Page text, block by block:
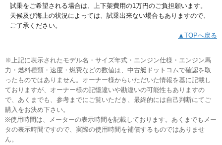
試乗をご希望される場合は、上下架費用の1万円のご負担願います。
天候及び海上の状況によっては、試乗出来ない場合もありますので、
ご了承ください。
▲TOPへ戻る
※上記に表示されたモデル名・サイズ年式・エンジン仕様・エンジン馬
力・燃料種類・速度・燃費などの数値は、中古艇ドットコムで確認を取
ったものではありません。オーナー様からいただいた情報を基に記載し
ておりますが、オーナー様の記憶違いや勘違いの可能性もありますの
で、あくまでも、参考までにご覧いただき、最終的には自己判断にてご
購入をお決め下さい。
※使用時間は、メーターの表示時間を記載しております。あくまでもメー
タの表示時間ですので、実際の使用時間を補償するものではありませ
ん。